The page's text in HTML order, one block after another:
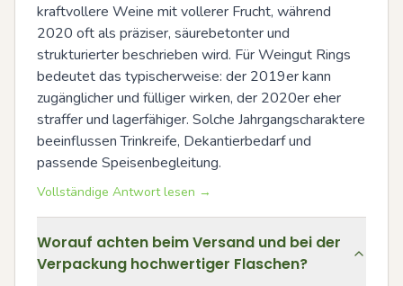
kraftvollere Weine mit vollerer Frucht, während
2020 oft als präziser, säurebetonter und
strukturierter beschrieben wird. Für Weingut Rings
bedeutet das typischerweise: der 2019er kann
zugänglicher und fülliger wirken, der 2020er eher
straffer und lagerfähiger. Solche Jahrgangscharaktere
beeinflussen Trinkreife, Dekantierbedarf und
passende Speisenbegleitung.
Vollständige Antwort lesen →
Worauf achten beim Versand und bei der
Verpackung hochwertiger Flaschen?